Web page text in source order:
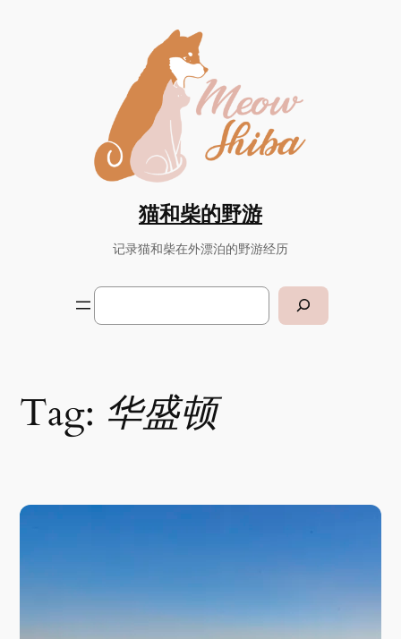
猫和柴的野游
记录猫和柴在外漂泊的野游经历
Search
Tag: 华盛顿